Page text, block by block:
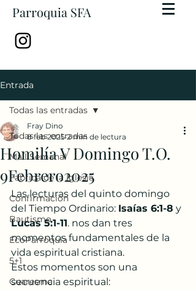
Parroquia SFA
Entrada
Todas las entradas
Mail Semanal
Fábrica de la Iglesia
Confirmación
Bautismo
EcoParroquia
5+1
Cuaresma
Todas las entradas
Homilía V Domingo T.O.
9Febrero2025
Fray Dino
8 feb 2025 2 min de lectura
Las lecturas del quinto domingo
del Tiempo Ordinario: Isaías 6:1-8 y
Lucas 5:1-11. nos dan tres
momentos fundamentales de la
vida espiritual cristiana.
Estos momentos son una
secuencia espiritual: